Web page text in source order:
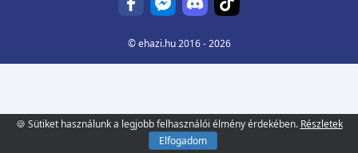
©ehazi.hu2016 - 2026
🍪 Sütiket használunk a legjobb felhasználói élmény érdekében. Részletek
Elfogadom